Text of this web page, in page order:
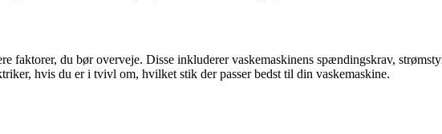
faktorer, du bør overveje. Disse inkluderer vaskemaskinens spændingskrav,
hvis du er i tvivl om, hvilket stik der passer bedst til din vaskemaskine.